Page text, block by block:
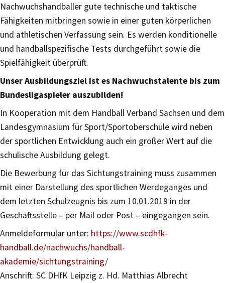
Nachwuchshandballer gute technische und taktische
Fähigkeiten mitbringen sowie in einer guten körperlichen
und athletischen Verfassung sein. Es werden konditionelle
und handballspezifische Tests durchgeführt sowie die
Spielfähigkeit überprüft.
Unser Ausbildungsziel ist es Nachwuchstalente bis zum
Bundesligaspieler auszubilden!
In Kooperation mit dem Handball Verband Sachsen und dem
Landesgymnasium für Sport/Sportoberschule wird neben
der sportlichen Entwicklung auch ein großer Wert auf die
schulische Ausbildung gelegt.
Die Bewerbung für das Sichtungstraining muss zusammen
mit einer Darstellung des sportlichen Werdeganges und
dem letzten Schulzeugnis bis zum 10.01.2019 in der
Geschäftsstelle – per Mail oder Post – eingegangen sein.
Anmeldeformular unter: https://www.scdhfk-
handball.de/nachwuchs/handball-
akademie/sichtungstraining/
Anschrift: SC DHfK Leipzig z. Hd. Matthias Albrecht